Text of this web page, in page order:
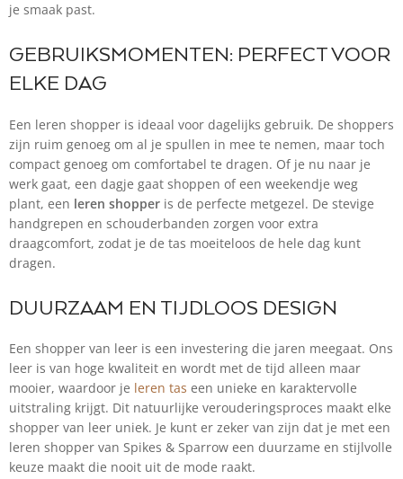
je smaak past.
GEBRUIKSMOMENTEN: PERFECT VOOR
ELKE DAG
Een leren shopper is ideaal voor dagelijks gebruik. De shoppers
zijn ruim genoeg om al je spullen in mee te nemen, maar toch
compact genoeg om comfortabel te dragen. Of je nu naar je
werk gaat, een dagje gaat shoppen of een weekendje weg
plant, een leren shopper is de perfecte metgezel. De stevige
handgrepen en schouderbanden zorgen voor extra
draagcomfort, zodat je de tas moeiteloos de hele dag kunt
dragen.
DUURZAAM EN TIJDLOOS DESIGN
Een shopper van leer is een investering die jaren meegaat. Ons
leer is van hoge kwaliteit en wordt met de tijd alleen maar
mooier, waardoor je leren tas een unieke en karaktervolle
uitstraling krijgt. Dit natuurlijke verouderingsproces maakt elke
shopper van leer uniek. Je kunt er zeker van zijn dat je met een
leren shopper van Spikes & Sparrow een duurzame en stijlvolle
keuze maakt die nooit uit de mode raakt.